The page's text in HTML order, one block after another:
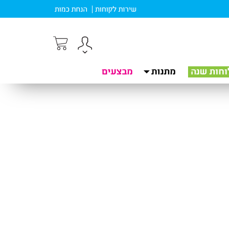
שירות לקוחות הנחת כמות
שנה מתנות מבצעים